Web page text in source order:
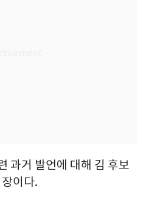
과거 발언에 대해 김 후보
이다.